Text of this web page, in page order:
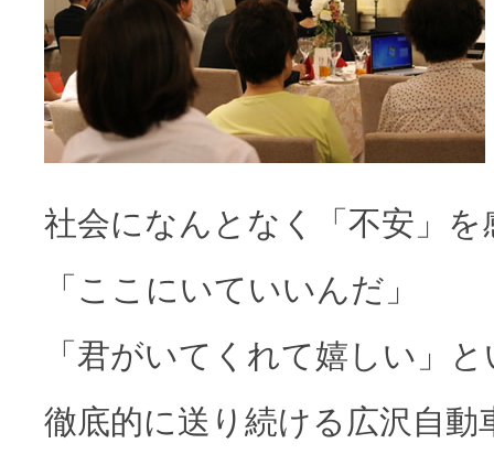
社会になんとなく「不安」
「ここにいていいんだ」
「君がいてくれて嬉しい」
徹底的に送り続ける広沢自動